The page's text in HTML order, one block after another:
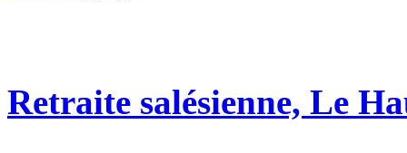
Retraite salésienne, Le